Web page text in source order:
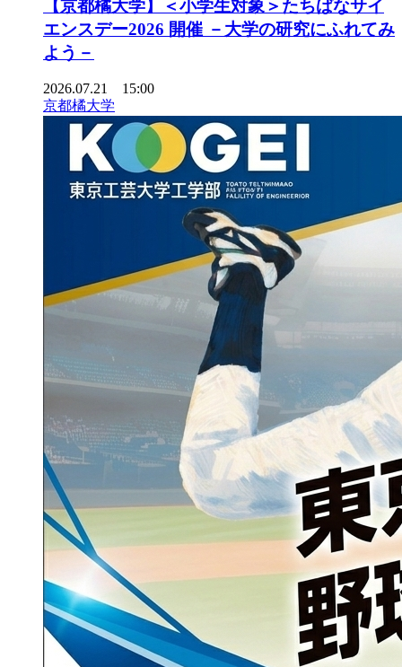
【京都橘大学】＜小学生対象＞たちばなサイ
エンスデー2026 開催 －大学の研究にふれてみ
よう－
2026.07.21 15:00
京都橘大学